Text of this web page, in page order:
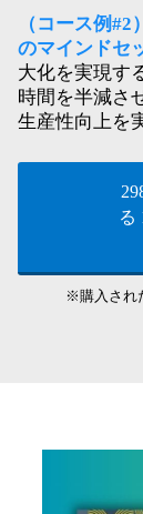
（コース例
のマインドセ
大化を実現す
時間を半減さ
生産性向上を
る
※購入され